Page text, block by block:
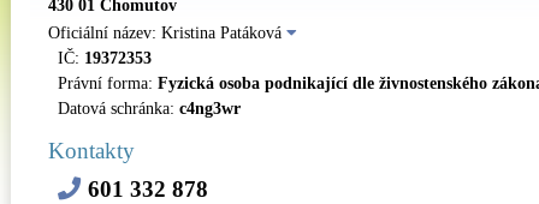
430 01 Chomutov
Oficiální název: Kristina Patáková
IČ: 19372353
Právní forma: Fyzická osoba podnikající dle živnostenského
Datová schránka: c4ng3wr
Kontakty
601 332 878